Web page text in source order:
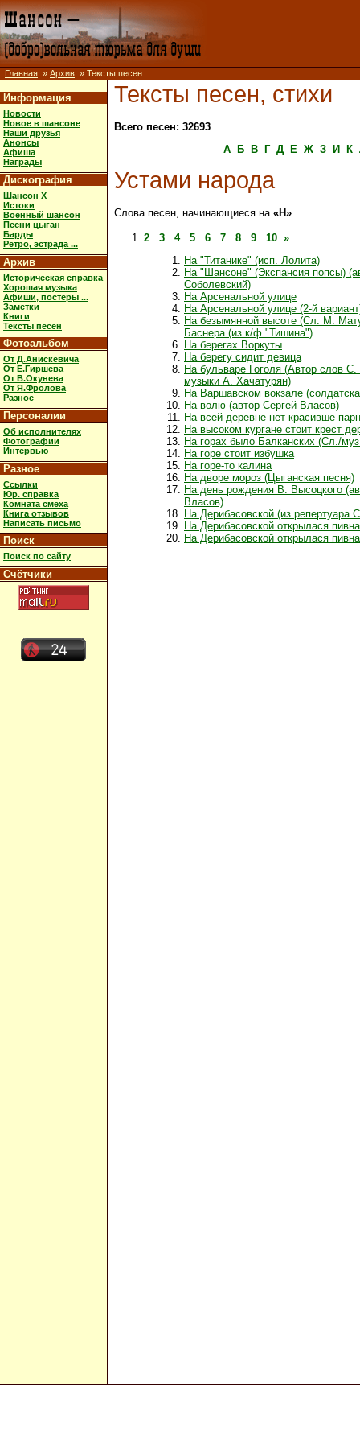
Главная » Архив » Тексты песен
Информация
Новости
Новое в шансоне
Наши друзья
Анонсы
Афиша
Награды
Дискография
Шансон X
Истоки
Военный шансон
Песни цыган
Барды
Ретро, эстрада ...
Архив
Историческая справка
Хорошая музыка
Афиши, постеры ...
Заметки
Книги
Тексты песен
Фотоальбом
От Д.Анискевича
От Е.Гиршева
От В.Окунева
От Я.Фролова
Разное
Персоналии
Об исполнителях
Фотографии
Интервью
Разное
Ссылки
Юр. справка
Комната смеха
Книга отзывов
Написать письмо
Поиск
Поиск по сайту
Счётчики
Тексты песен, стихи
Всего песен: 32693
А
Б В Г Д Е Ж З И К
Устами народа
Слова песен, начинающиеся на «Н»
1 2 3 4 5 6 7 8 9 10 »
На "Титанике" (исп. Лолита)
На "Шансоне" (Экспансия попсы)
Соболевский)
На Арсенальной улице
На Арсенальной улице (2-й
На безымянной высоте (Сл. М.
Баснера (из к/ф "Тишина")
На берегах Воркуты
На берегу сидит девица
На бульваре Гоголя (Автор слов
музыки А. Хачатурян)
На Варшавском вокзале
На волю (автор Сергей Власов)
На всей деревне нет красивше
На высоком кургане стоит крест
На горах было Балканских (Сл./
На горе стоит избушка
На горе-то калина
На дворе мороз (Цыганская песня)
На день рождения В. Высоцкого
Власов)
На Дерибасовской (из репертуара
На Дерибасовской открылася
На Дерибасовской открылася